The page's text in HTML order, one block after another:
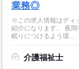
業務◎
※この求人情報はディ
紹介になります。 夜
眠りにつけるよう環...
介護福祉士